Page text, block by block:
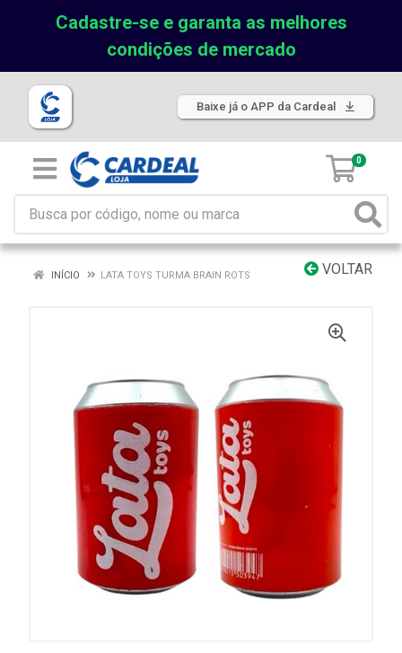
Cadastre-se e garanta as melhores
condições de mercado
Baixe já o APP da Cardeal
0
VOLTAR
INÍCIO LATA TOYS TURMA BRAIN ROTS